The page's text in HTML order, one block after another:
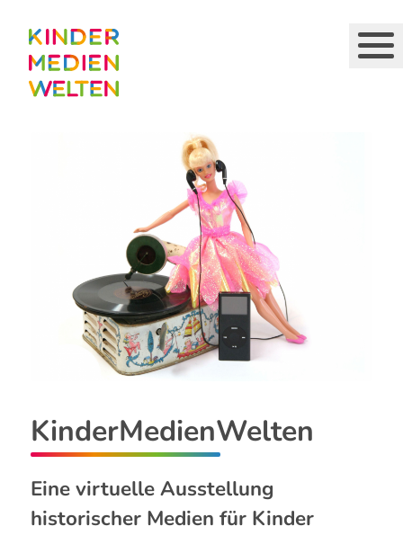
Inhalt
KinderMedienWelten
Eine virtuelle Ausstellung
historischer Medien für Kinder